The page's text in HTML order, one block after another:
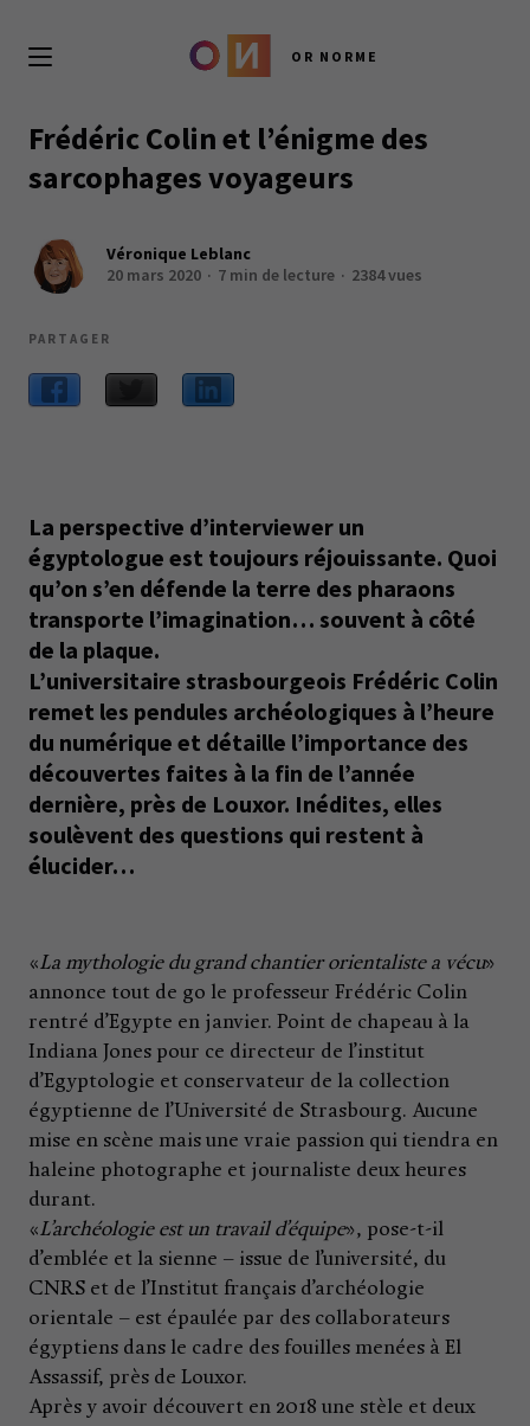
OR NORME
Frédéric Colin et l’énigme des
sarcophages voyageurs
Véronique Leblanc
20 mars 2020
7 min de lecture 2384 vues
PARTAGER
La perspective d’interviewer un
égyptologue est toujours réjouissante. Quoi
qu’on s’en défende la terre des pharaons
transporte l’imagination… souvent à côté
de la plaque.
L’universitaire strasbourgeois Frédéric Colin
remet les pendules archéologiques à l’heure
du numérique et détaille l’importance des
découvertes faites à la fin de l’année
dernière, près de Louxor. Inédites, elles
soulèvent des questions qui restent à
élucider…
«La mythologie du grand chantier orientaliste a vécu»
annonce tout de go le professeur Frédéric Colin
rentré d’Egypte en janvier. Point de chapeau à la
Indiana Jones pour ce directeur de l’institut
d’Egyptologie et conservateur de la collection
égyptienne de l’Université de Strasbourg. Aucune
mise en scène mais une vraie passion qui tiendra en
haleine photographe et journaliste deux heures
durant.
«L’archéologie est un travail d’équipe», pose-t-il
d’emblée et la sienne – issue de l’université, du
CNRS et de l’Institut français d’archéologie
orientale – est épaulée par des collaborateurs
égyptiens dans le cadre des fouilles menées à El
Assassif, près de Louxor.
Après y avoir découvert en 2018 une stèle et deux